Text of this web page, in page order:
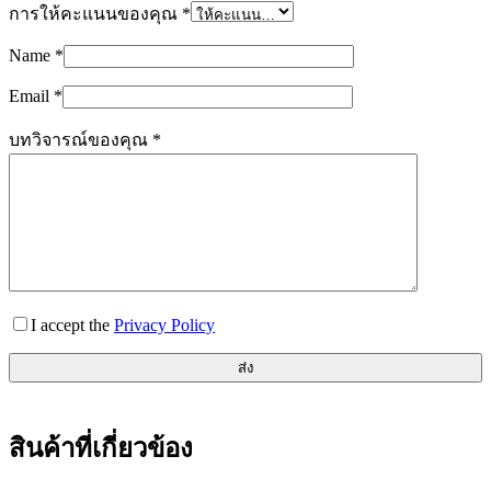
การให้คะแนนของคุณ *
Name *
Email *
บทวิจารณ์ของคุณ *
I accept the Privacy Policy
ส่ง
สินค้าที่เกี่ยวข้อง